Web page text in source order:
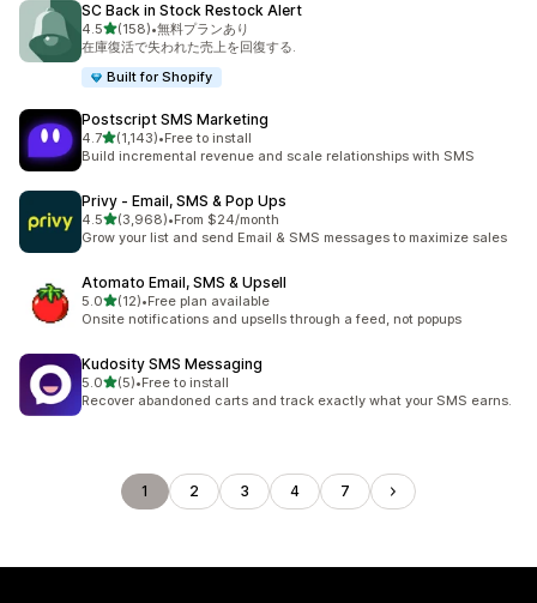
SC Back in Stock Restock Alert
4.55つ星中
(158)
合計レビュー数：158件
•無料プランあり
在庫復活で失われた売上を回復する.
Built for Shopify
Postscript SMS Marketing
4.75つ星中
(1,143)
合計レビュー数：1143件
•Free to install
Build incremental revenue and scale relationships with SMS
Privy ‑ Email, SMS & Pop Ups
4.55つ星中
(3,968)
合計レビュー数：3968件
•From $24/month
Grow your list and send Email & SMS messages to maximize sales
Atomato Email, SMS & Upsell
5.05つ星中
(12)
合計レビュー数：12件
•Free plan available
Onsite notifications and upsells through a feed, not popups
Kudosity SMS Messaging
5.05つ星中
(5)
合計レビュー数：5件
•Free to install
Recover abandoned carts and track exactly what your SMS earns.
1 2 3 4 7